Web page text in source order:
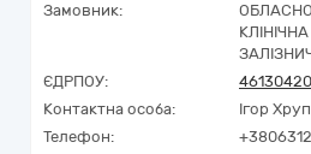
Замовник:
ЄДРПОУ:
46130420
Контактна особа:
Ігор
Телефон: